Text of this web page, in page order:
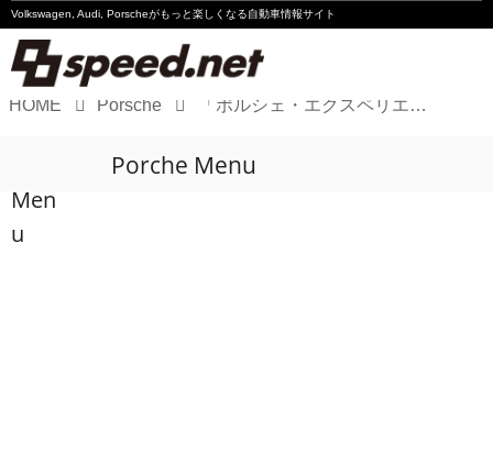
Volkswagen, Audi, Porscheがもっと楽しくなる自動車情報サイト
Audi
HOME Porsche 「ポルシェ・エクスペリエンスセンター東京」がオープン
Men
u
Porche Menu